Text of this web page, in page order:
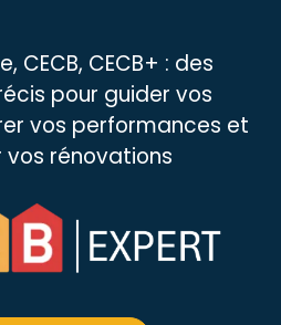
CECB, CECB+ : des
pour guider vos
vos performances et
rénovations